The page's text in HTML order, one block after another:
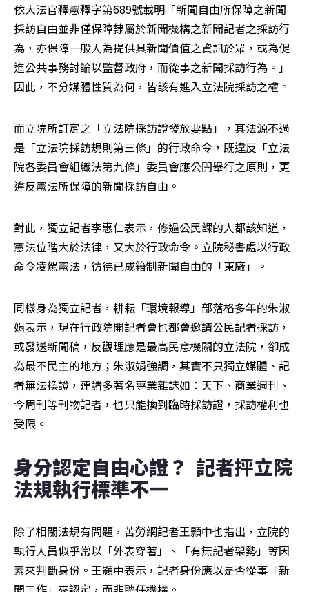
依大法官釋憲釋字第689號載明「新聞自由所保障之新聞
採訪自由並非僅保障隸屬於新聞機構之新聞記者之採訪行
為，亦保障一般人為提供具新聞價值之資訊於眾，或為促
進公共事務討論以監督政府，而從事之新聞採訪行為。」
因此，不分媒體性質為何，皆該有進入立法院採訪之權。
而立院所訂定之「立法院採訪證發放要點」，其法源不過
是「立法院採訪規則第三條」的行政命令，既違反「立法
院各委員會組織法第九條」委員會應公開舉行之原則，更
違反憲法所保障的新聞採訪自由。
對此，獨立記者李惠仁表示，修過公民課的人都該知道，
憲法位階大於法律，又大於行政命令。立院秘書處以行政
命令凌駕憲法，彷彿已成箝制新聞自由的「東廠」。
同樣身為獨立記者，耕耘「環境報導」部落格多年的朱淑
娟表示，現在行政院開記者會也都會邀請公民記者採訪，
或發送新聞稿，反觀理應是最高民意機關的立法院，卻成
為最不民主的地方；朱淑娟強調，其實不只獨立媒體、記
者無法換證，連諸多著名專業雜誌如：天下、商業週刊、
今周刊等刊物記者，也只能換到臨時採訪證，採訪權利也
受限。
身分認定自由心證？  記者抨立院
法規執行標準不一
除了相關法規有問題，苦勞網記者王顥中也指出，立院的
執行人員似乎常以「外表穿著」、「有無記者架勢」等因
素來判斷身份。王顥中表示，記者身份應以是否從事「新